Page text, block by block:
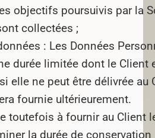
objectifs poursuivis par la
collectées ;
: Les Données
durée limitée dont le Client
elle ne peut être délivrée au
fournie ultérieurement.
toutefois à fournir au Client
la durée de conservation